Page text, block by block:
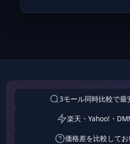
3モール同時比較で最
楽天・Yahoo!・
価格差を比較して